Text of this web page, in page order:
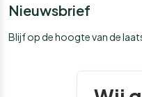
Nieuwsbrief
Blijf op de hoogte van de